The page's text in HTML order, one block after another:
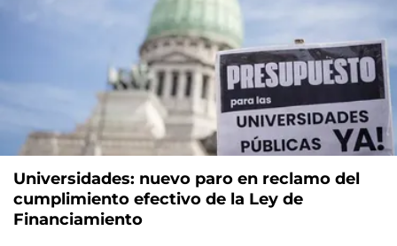
Universidades: nuevo paro en reclamo del
cumplimiento efectivo de la Ley de
Financiamiento